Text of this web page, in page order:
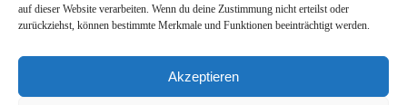
auf dieser Website verarbeiten. Wenn du deine Zustimmung nicht erteilst oder
zurückziehst, können bestimmte Merkmale und Funktionen beeinträchtigt werden.
Akzeptieren